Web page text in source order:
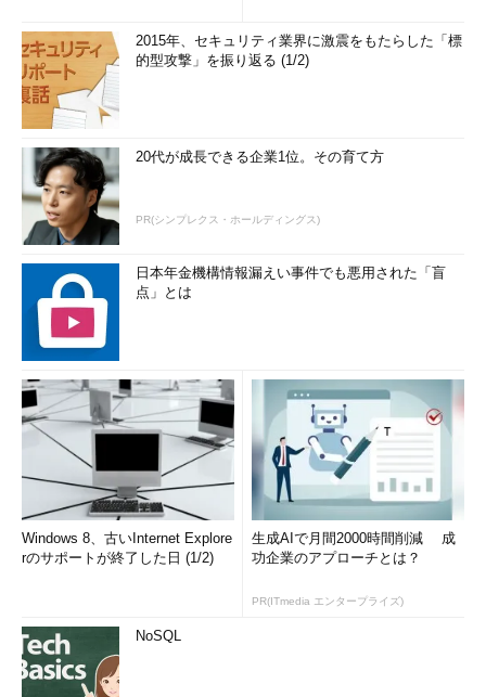
2015年、セキュリティ業界に激震をもたらした「標
的型攻撃」を振り返る (1/2)
20代が成長できる企業1位。その育て方
PR(シンプレクス・ホールディングス)
日本年金機構情報漏えい事件でも悪用された「盲
点」とは
Windows 8、古いInternet Explore
rのサポートが終了した日 (1/2)
生成AIで月間2000時間削減 成
功企業のアプローチとは？
PR(ITmedia エンタープライズ)
NoSQL